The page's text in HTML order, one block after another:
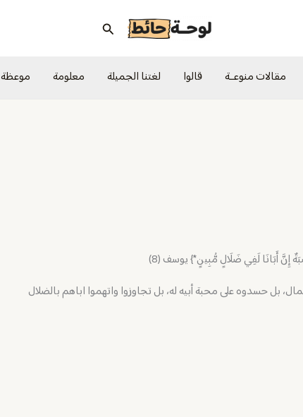
البحث
مقالات منوعــة قالوا لغتنا الجميلة معلومة موعظة
إِنَّ أَبَانَا لَفِي ضَلَالٍ مُّبِينٍ*} يوسف (8)
بل حسدوه على محبة أبيه له، بل تجاوزوا واتهموا اباهم بالضلال